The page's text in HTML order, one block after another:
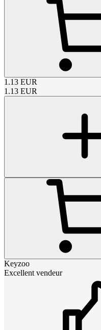
1.13 EUR
1.13 EUR
Keyzoo
Excellent vendeur